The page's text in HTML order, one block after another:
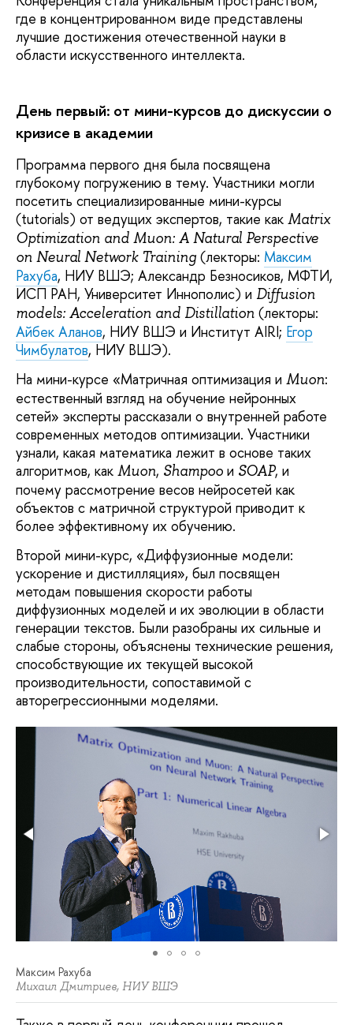
где в концентрированном виде представлены
лучшие достижения отечественной науки в
области искусственного интеллекта.
День первый: от мини-курсов до дискуссии о
кризисе в академии
Программа первого дня была посвящена
глубокому погружению в тему. Участники могли
посетить специализированные мини-курсы
(tutorials) от ведущих экспертов, такие как Matrix
Optimization and Muon: A Natural Perspective
on Neural Network Training (лекторы: Максим
Рахуба, НИУ ВШЭ; Александр Безносиков, МФТИ,
ИСП РАН, Университет Иннополис) и Diffusion
models: Acceleration and Distillation (лекторы:
Айбек Аланов, НИУ ВШЭ и Институт AIRI; Егор
Чимбулатов, НИУ ВШЭ).
На мини-курсе «Матричная оптимизация и Muon:
естественный взгляд на обучение нейронных
сетей» эксперты рассказали о внутренней работе
современных методов оптимизации. Участники
узнали, какая математика лежит в основе таких
алгоритмов, как Muon, Shampoo и SOAP, и
почему рассмотрение весов нейросетей как
объектов с матричной структурой приводит к
более эффективному их обучению.
Второй мини-курс, «Диффузионные модели:
ускорение и дистилляция», был посвящен
методам повышения скорости работы
диффузионных моделей и их эволюции в области
генерации текстов. Были разобраны их сильные и
слабые стороны, объяснены технические решения,
способствующие их текущей высокой
производительности, сопоставимой с
авторегрессионными моделями.
Максим Рахуба
Михаил Дмитриев, НИУ ВШЭ